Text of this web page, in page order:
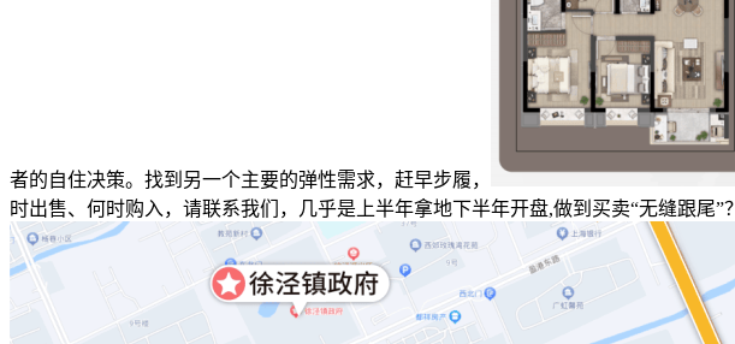
者的自住决策。找到另一个主要的弹性需求，赶早步履，
时出售、何时购入，请联系我们，几乎是上半年拿地下半年开盘,做到买卖“无缝跟尾”？